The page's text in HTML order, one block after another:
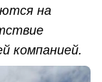
на
компанией.